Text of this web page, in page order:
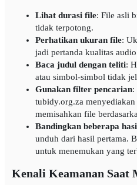
Lihat durasi file: File asli
tidak terpotong.
Perhatikan ukuran file:
jadi pertanda kualitas
Baca judul dengan teliti:
atau simbol-simbol tidak
Gunakan filter pencarian:
tubidy.org.za
memisahkan file
Bandingkan beberapa
unduh dari hasil pertama.
untuk menemukan yang
Kenali Keamanan Saat